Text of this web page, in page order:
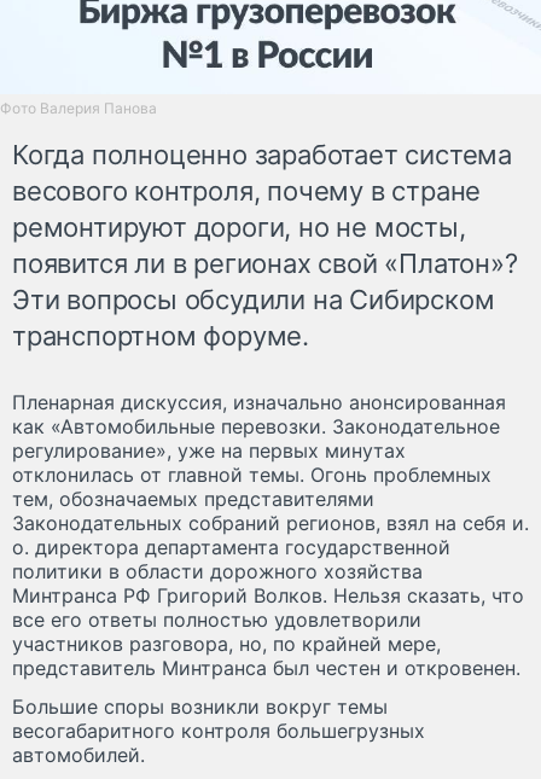
Фото Валерия Панова
Когда полноценно заработает система
весового контроля, почему в стране
ремонтируют дороги, но не мосты,
появится ли в регионах свой «Платон»?
Эти вопросы обсудили на Сибирском
транспортном форуме.
Пленарная дискуссия, изначально анонсированная
как «Автомобильные перевозки. Законодательное
регулирование», уже на первых минутах
отклонилась от главной темы. Огонь проблемных
тем, обозначаемых представителями
Законодательных собраний регионов, взял на себя и.
о. директора департамента государственной
политики в области дорожного хозяйства
Минтранса РФ Григорий Волков. Нельзя сказать, что
все его ответы полностью удовлетворили
участников разговора, но, по крайней мере,
представитель Минтранса был честен и откровенен.
Большие споры возникли вокруг темы
весогабаритного контроля большегрузных
автомобилей.